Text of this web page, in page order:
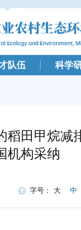
队伍 科学
稻田甲烷减
机构采纳
字号： 大 中